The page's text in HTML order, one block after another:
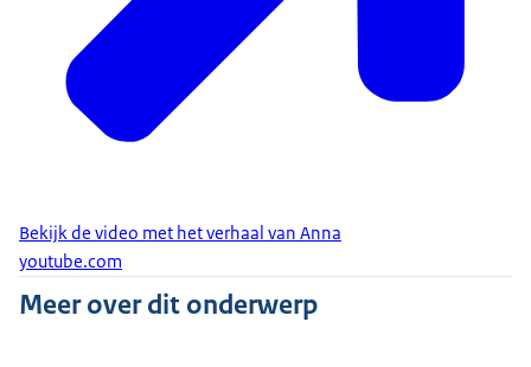
toekomst makkelijker wordt om in dit soort
bijzondere situaties maatwerk te verlenen.
Als het Maatwerkloket er niet uit was gekomen,
was het doorgeschakeld naar het Landelijk
tot een oplossing te komen.
Sara is blij met de uitkomst. Ze hebben niet alleen
Samuel en zijn gezin kunnen helpen, maar hebben
Bekijk de video met het verhaal van Anna
youtube.com
Meer over dit onderwerp